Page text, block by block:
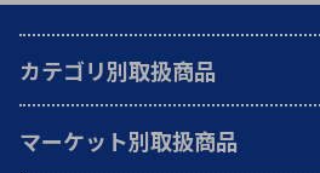
カテゴリ別取扱商品
マーケット別取扱商品